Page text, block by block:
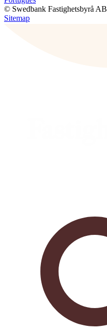
© Swedbank Fastighetsbyrå AB
Sitemap